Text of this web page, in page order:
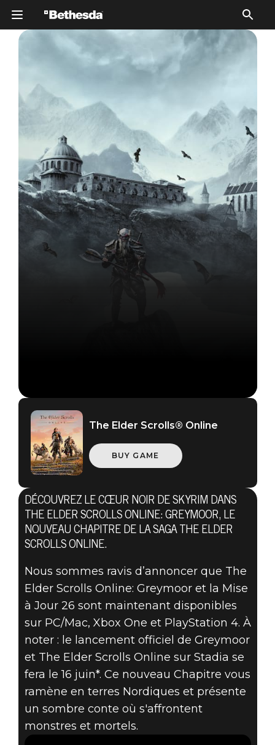
The Elder Scrolls Online
11 juin 2020
THE ELDER
SCROLLS
ONLINE:
ELSWEYR ET
MISE À JOUR
26
DISPONIBLES
SUR TOUTES
LES
PLATEFORMES
The Elder Scrolls® Online
BUY GAME
DÉCOUVREZ LE CŒUR NOIR DE SKYRIM DANS
THE ELDER SCROLLS ONLINE: GREYMOOR, LE
NOUVEAU CHAPITRE DE LA SAGA THE ELDER
SCROLLS ONLINE.
Nous sommes ravis d’annoncer que The
Elder Scrolls Online: Greymoor et la Mise
à Jour 26 sont maintenant disponibles
sur PC/Mac, Xbox One et PlayStation 4. À
noter : le lancement officiel de Greymoor
et The Elder Scrolls Online sur Stadia se
fera le 16 juin*. Ce nouveau Chapitre vous
ramène en terres Nordiques et présente
un sombre conte où s'affrontent
monstres et mortels.